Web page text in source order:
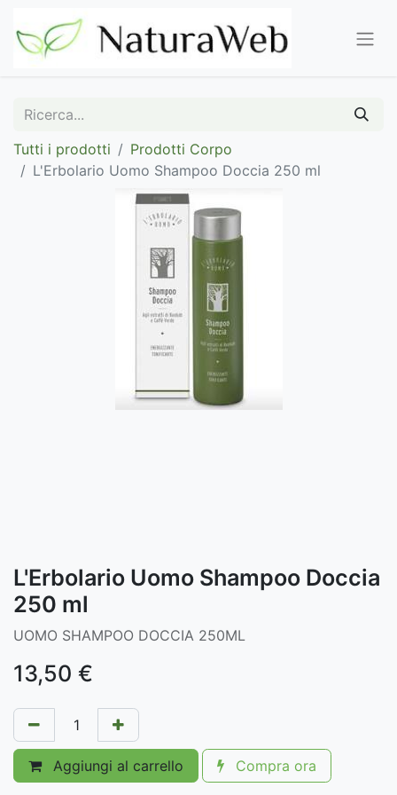
Tutti i prodotti
Prodotti Corpo
L'Erbolario Uomo Shampoo Doccia 250 ml
L'Erbolario Uomo Shampoo Doccia
250 ml
UOMO SHAMPOO DOCCIA 250ML
13,50 €
Aggiungi al carrello Compra ora